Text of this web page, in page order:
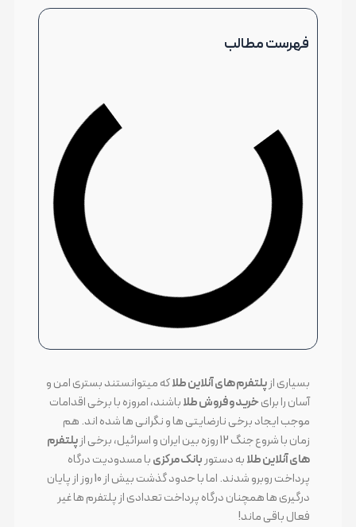
فهرست مطالب
بسیاری ازپلتفرم های آنلاین طلاکه میتوانستند بستری امن و
آسان را برایخرید و فروش طلاباشند، امروزه با برخی اقدامات
موجب ایجاد برخی نارضایتی ها و نگرانی ها شده اند. هم
زمان با شروع جنگ 12 روزه بین ایران و اسرائیل، برخی از
پلتفرم
های آنلاین طلابه دستوربانک مرکزیبا مسدودیت درگاه
پرداخت روبرو شدند. اما با حدود گذشت بیش از 10 روز از پایان
درگیری ها همچنان درگاه پرداخت تعدادی از پلتفرم ها غیر
فعال باقی ماند!